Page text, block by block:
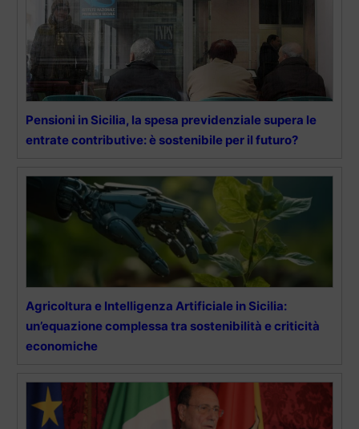
Pensioni in Sicilia, la spesa previdenziale supera le
entrate contributive: è sostenibile per il futuro?
Agricoltura e Intelligenza Artificiale in Sicilia:
un’equazione complessa tra sostenibilità e criticità
economiche